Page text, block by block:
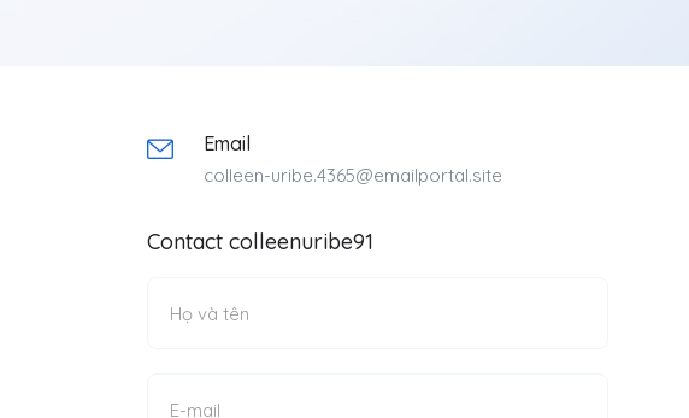
Email
colleen-uribe.4365@emailportal.site
Contact colleenuribe91